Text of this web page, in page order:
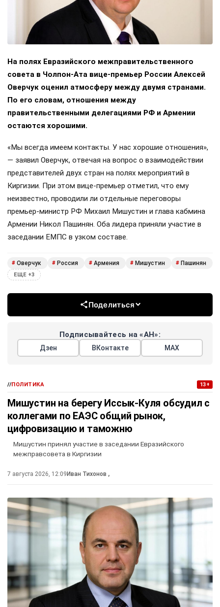
На полях Евразийского межправительственного
совета в Чолпон-Ата вице-премьер России Алексей
Оверчук оценил атмосферу между двумя странами.
По его словам, отношения между
правительственными делегациями РФ и Армении
остаются хорошими.
«Мы всегда имеем контакты. У нас хорошие отношения»,
— заявил Оверчук, отвечая на вопрос о взаимодействии
представителей двух стран на полях мероприятий в
Киргизии. При этом вице-премьер отметил, что ему
неизвестно, проводили ли отдельные переговоры
премьер-министр РФ Михаил Мишустин и глава кабмина
Армении Никол Пашинян. Оба лидера приняли участие в
заседании ЕМПС в узком составе.
# Оверчук # Россия # Армения # Мишустин # Пашинян
ЕЩЕ +3
Поделиться
Подписывайтесь на «АН»:
Дзен ВКонтакте МАХ
//ПОЛИТИКА 13+
Мишустин на берегу Иссык-Куля обсудил с
коллегами по ЕАЭС общий рынок,
цифровизацию и таможню
Мишустин принял участие в заседании Евразийского
межправсовета в Киргизии
7 августа 2026, 12:09Иван Тихонов ,